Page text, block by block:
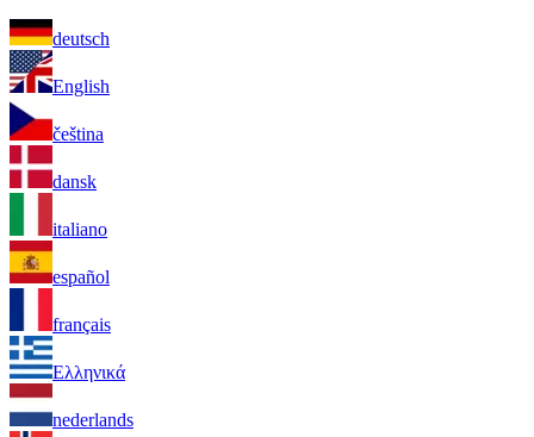
deutsch
English
čeština
dansk
italiano
español
français
Ελληνικά
nederlands